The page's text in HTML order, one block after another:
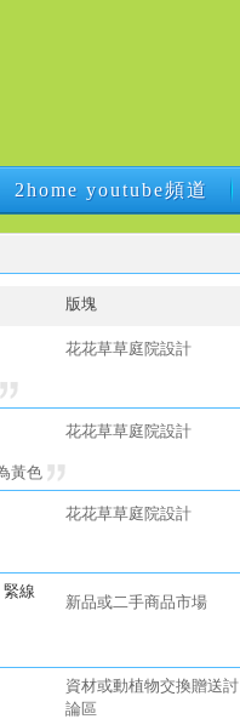
2home youtube頻道
2home youtube頻道
版塊
花花草草庭院設計
花花草草庭院設計
黃色
花花草草庭院設計
線
新品或二手商品市場
資材或動植物交換贈送討
論區